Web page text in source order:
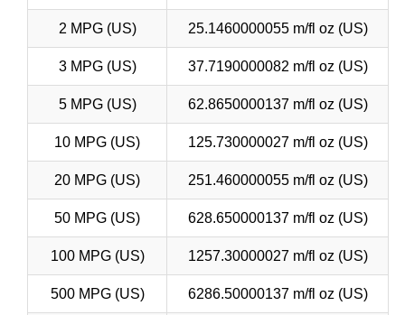
2 MPG (US) 25.1460000055 m/fl oz (US)
3 MPG (US) 37.7190000082 m/fl oz (US)
5 MPG (US) 62.8650000137 m/fl oz (US)
10 MPG (US) 125.730000027 m/fl oz (US)
20 MPG (US) 251.460000055 m/fl oz (US)
50 MPG (US) 628.650000137 m/fl oz (US)
100 MPG (US) 1257.30000027 m/fl oz (US)
500 MPG (US) 6286.50000137 m/fl oz (US)